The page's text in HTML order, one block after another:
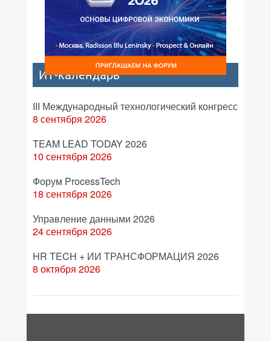
ИТ-календарь
III Международный технологический конгресс
8 сентября 2026
TEAM LEAD TODAY 2026
10 сентября 2026
Форум ProcessTech
18 сентября 2026
Управление данными 2026
24 сентября 2026
HR TECH + ИИ ТРАНСФОРМАЦИЯ 2026
8 октября 2026